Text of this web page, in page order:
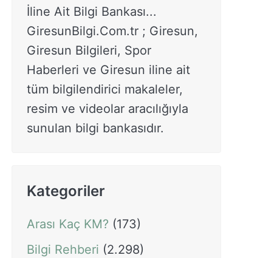
İline Ait Bilgi Bankası...
GiresunBilgi.Com.tr ; Giresun,
Giresun Bilgileri, Spor
Haberleri ve Giresun iline ait
tüm bilgilendirici makaleler,
resim ve videolar aracılığıyla
sunulan bilgi bankasıdır.
Kategoriler
Arası Kaç KM? (173)
Bilgi Rehberi (2.298)